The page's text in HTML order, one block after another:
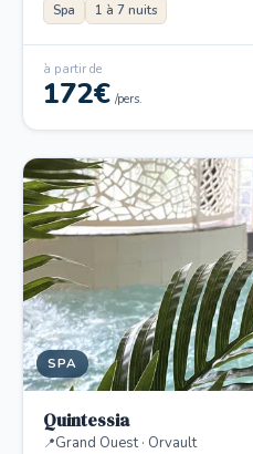
Spa 1 à 7 nuits
à partir de
172€ /pers.
SPA
Quintessia
Grand Ouest · Orvault